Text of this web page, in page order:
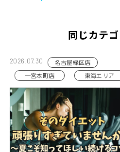
同じカテ
2026.07.30
名古屋緑区店
一宮本町店
東海エリア